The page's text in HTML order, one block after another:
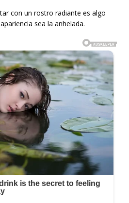
con un rostro radiante es algo
sea la anhelada.